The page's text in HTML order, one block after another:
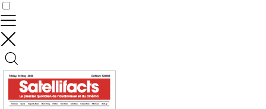
Contrôler vos données